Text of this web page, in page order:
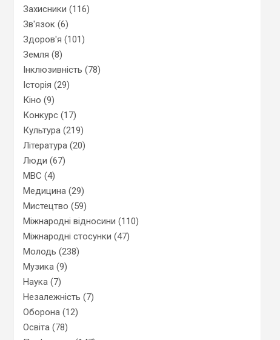
Захисники (116)
Зв'язок (6)
Здоров'я (101)
Земля (8)
Інклюзивність (78)
Історія (29)
Кіно (9)
Конкурс (17)
Культура (219)
Література (20)
Люди (67)
МВС (4)
Медицина (29)
Мистецтво (59)
Міжнародні відносини (110)
Міжнародні стосунки (47)
Молодь (238)
Музика (9)
Наука (7)
Незалежність (7)
Оборона (12)
Освіта (78)